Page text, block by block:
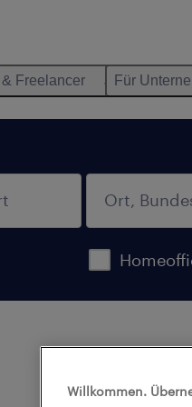
Freelancer Für
Wir haben mit
Willkommen.